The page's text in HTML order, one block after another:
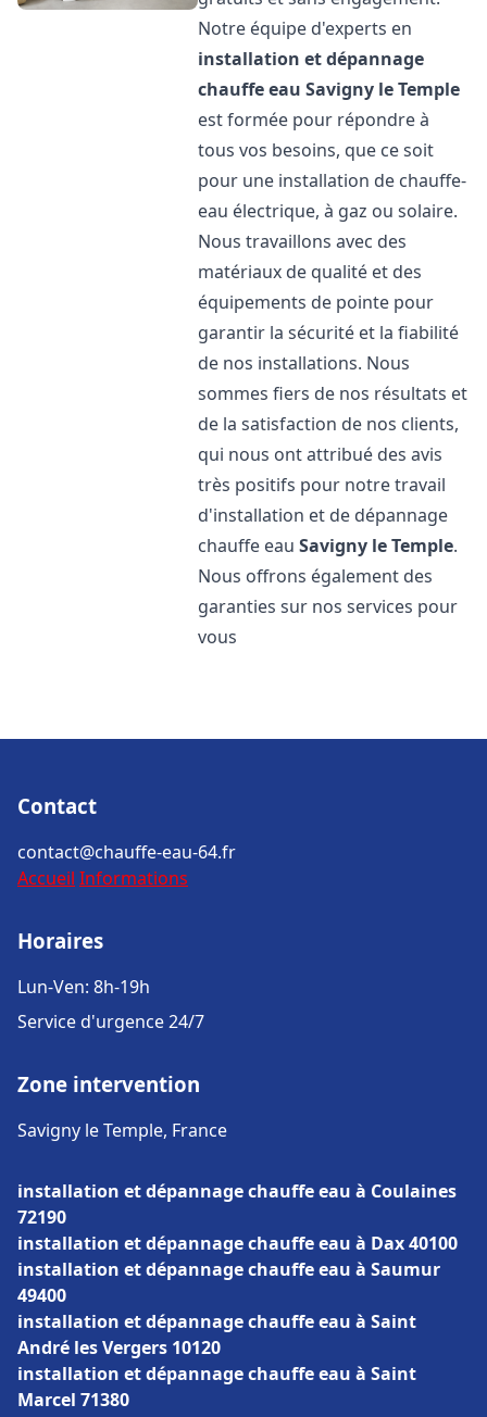
Notre équipe d'experts en
installation et dépannage
chauffe eau Savigny le Temple
est formée pour répondre à
tous vos besoins, que ce soit
pour une installation de chauffe-
eau électrique, à gaz ou solaire.
Nous travaillons avec des
matériaux de qualité et des
équipements de pointe pour
garantir la sécurité et la fiabilité
de nos installations. Nous
sommes fiers de nos résultats et
de la satisfaction de nos clients,
qui nous ont attribué des avis
très positifs pour notre travail
d'installation et de dépannage
chauffe eauSavigny le Temple.
Nous offrons également des
garanties sur nos services pour
vous
Contact
contact@chauffe-eau-64.fr
Accueil Informations
Horaires
Lun-Ven: 8h-19h
Service d'urgence 24/7
Zone intervention
Savigny le Temple, France
installation et dépannage chauffe eau à Coulaines
72190
installation et dépannage chauffe eau à Dax 40100
installation et dépannage chauffe eau à Saumur
49400
installation et dépannage chauffe eau à Saint
André les Vergers 10120
installation et dépannage chauffe eau à Saint
Marcel 71380